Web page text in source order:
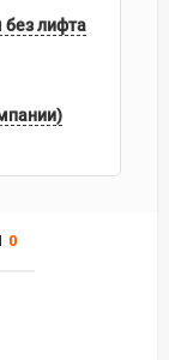
0
лифта